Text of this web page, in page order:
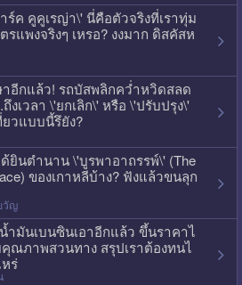
ร์ค คูคูเรญ่า\' นี่คือตัวจริงที่เราทุ่ม
รแพงจริงๆ เหรอ? งงมาก ดิสคัสห
อีกแล้ว! รถบัสพลิกคว่ำหวิดสลด
งเวลา \'ยกเลิก\' หรือ \'ปรับปรุง\'
ยวแบบนี้รึยัง?
ด้ยินตำนาน \'บูรพาอาถรรพ์\' (The
ของเกาหลีบ้าง? ฟังแล้วขนลุก
วัญ
ำมันเบนซินเอาอีกแล้ว ขึ้นราคาไ
ณภาพสวนทาง สรุปเราต้องทนไ
ร่